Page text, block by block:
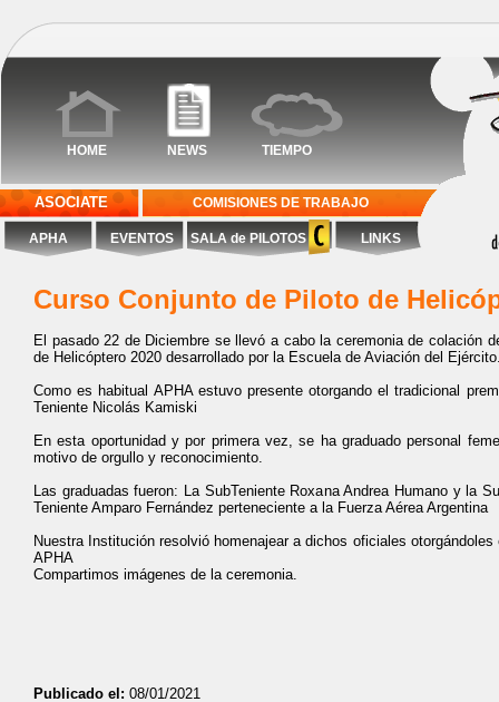
HOME NEWS TIEMPO
ASOCIATE COMISIONES DE TRABAJO
APHA EVENTOS SALA de PILOTOS LINKS
Curso Conjunto de Piloto de
El pasado 22 de Diciembre se llevó a cabo la ceremonia de colación
de Helicóptero 2020 desarrollado por la Escuela de Aviación del
Como es habitual APHA estuvo presente otorgando el tradicional
Teniente Nicolás Kamiski
En esta oportunidad y por primera vez, se ha graduado personal
motivo de orgullo y reconocimiento.
Las graduadas fueron: La SubTeniente Roxana Andrea Humano y la
Teniente Amparo Fernández perteneciente a la Fuerza Aérea Argentina
Nuestra Institución resolvió homenajear a dichos oficiales
APHA
Compartimos imágenes de la ceremonia.
Publicado el: 08/01/2021